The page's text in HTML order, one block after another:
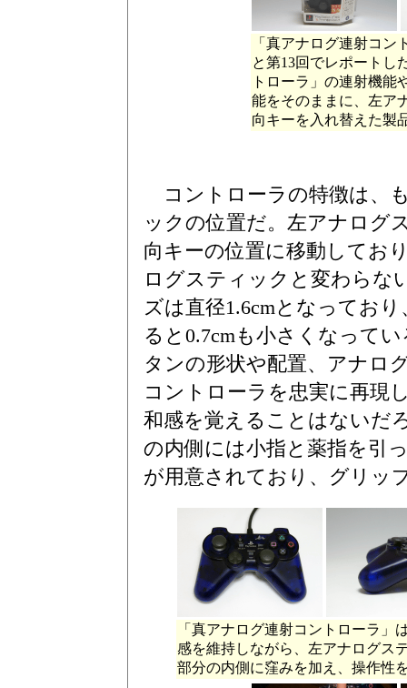
「真アナログ連射コン
と第13回でレポートし
トローラ」の連射機能
能をそのままに、左ア
向キーを入れ替えた製
コントローラの特徴は、
ックの位置だ。左アナログ
向キーの位置に移動してお
ログスティックと変わらな
ズは直径1.6cmとなってお
ると0.7cmも小さくなって
タンの形状や配置、アナロ
コントローラを忠実に再現
和感を覚えることはないだ
の内側には小指と薬指を引
が用意されており、グリッ
「真アナログ連射コントローラ」
感を維持しながら、左アナログス
部分の内側に窪みを加え、操作性